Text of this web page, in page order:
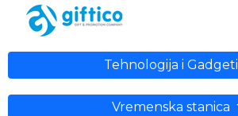
Tehnologija i Gadgeti
Vremenska stanica